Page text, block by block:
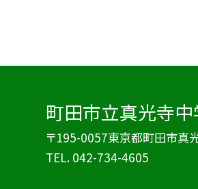
町田市立真光寺
〒195-0057東京都町田市真
TEL. 042-734-4605